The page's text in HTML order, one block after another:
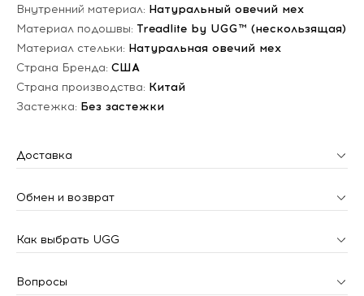
Внутренний материал: Натуральный овечий мех
Материал подошвы: Treadlite by UGG™ (нескользящая)
Материал стельки: Натуральная овечий мех
Страна Бренда: США
Страна производства: Китай
Застежка: Без застежки
Доставка
Обмен и возврат
Как выбрать UGG
Вопросы